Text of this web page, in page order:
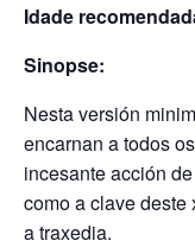
Idade
Sinopse:
Nesta versión
encarnan a todos
incesante acción
como a clave deste
a traxedia.